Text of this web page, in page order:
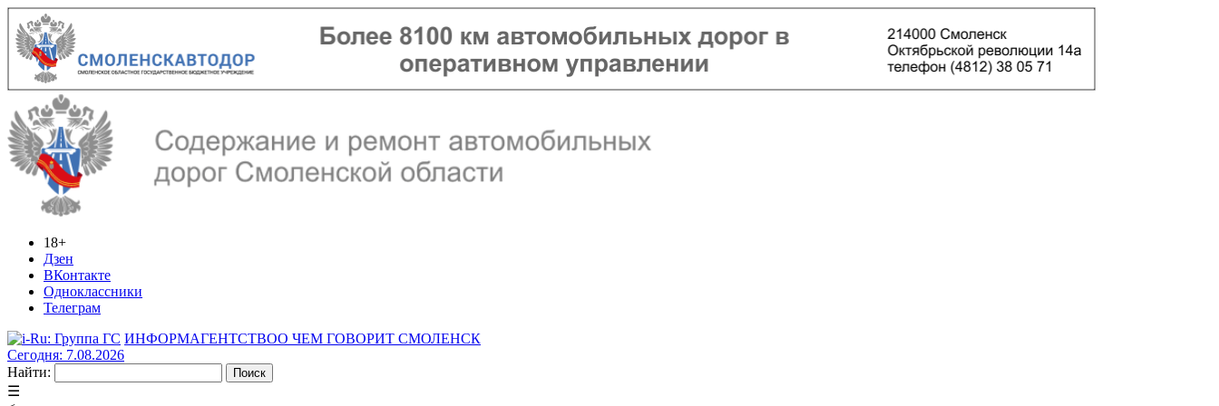
18+
Дзен
ВКонтакте
Одноклассники
Телеграм
ИНФОРМАГЕНТСТВОО ЧЕМ ГОВОРИТ СМОЛЕНСК
Сегодня: 7.08.2026
Найти:
☰